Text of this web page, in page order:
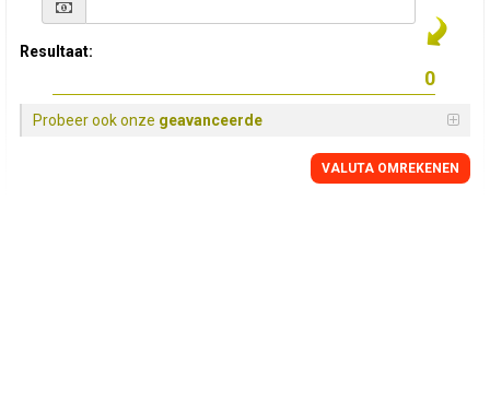
Resultaat:
Probeer ook onze geavanceerde
VALUTA OMREKENEN